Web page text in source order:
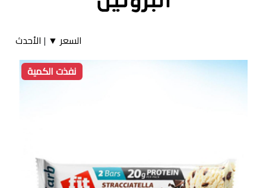
السعر ▼ | الأحدث
نفذت الكمية